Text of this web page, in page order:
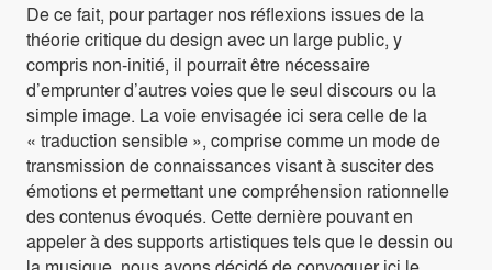
De ce fait, pour partager nos réflexions issues de la
théorie critique du design avec un large public, y
compris non-initié, il pourrait être nécessaire
d’emprunter d’autres voies que le seul discours ou la
simple image. La voie envisagée ici sera celle de la
« traduction sensible », comprise comme un mode de
transmission de connaissances visant à susciter des
émotions et permettant une compréhension rationnelle
des contenus évoqués. Cette dernière pouvant en
appeler à des supports artistiques tels que le dessin ou